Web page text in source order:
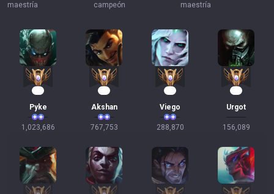
maestría
campeón
maestría
Pyke
1,023,686
Akshan
767,753
Viego
288,870
Urgot
156,089